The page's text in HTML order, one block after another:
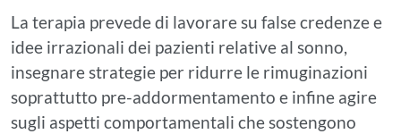
La terapia prevede di lavorare su false credenze e
idee irrazionali dei pazienti relative al sonno,
insegnare strategie per ridurre le rimuginazioni
soprattutto pre-addormentamento e infine agire
sugli aspetti comportamentali che sostengono